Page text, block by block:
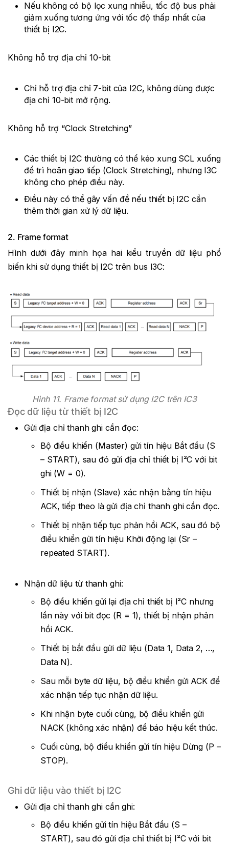
Nếu không có bộ lọc xung nhiễu, tốc độ bus phải
giảm xuống tương ứng với tốc độ thấp nhất của
thiết bị I2C.
Không hỗ trợ địa chỉ 10-bit
Chỉ hỗ trợ địa chỉ 7-bit của I2C, không dùng được
địa chỉ 10-bit mở rộng.
Không hỗ trợ “Clock Stretching”
Các thiết bị I2C thường có thể kéo xung SCL xuống
để trì hoãn giao tiếp (Clock Stretching), nhưng I3C
không cho phép điều này.
Điều này có thể gây vấn đề nếu thiết bị I2C cần
thêm thời gian xử lý dữ liệu.
2. Frame format
Hình dưới đây minh họa hai kiểu truyền dữ liệu phổ
biến khi sử dụng thiết bị I2C trên bus I3C:
Hình 11. Frame format sử dụng I2C trên IC3
Đọc dữ liệu từ thiết bị I2C
Gửi địa chỉ thanh ghi cần đọc:
Bộ điều khiển (Master) gửi tín hiệu Bắt đầu (S
– START), sau đó gửi địa chỉ thiết bị I²C với bit
ghi (W = 0).
Thiết bị nhận (Slave) xác nhận bằng tín hiệu
ACK, tiếp theo là gửi địa chỉ thanh ghi cần đọc.
Thiết bị nhận tiếp tục phản hồi ACK, sau đó bộ
điều khiển gửi tín hiệu Khởi động lại (Sr –
repeated START).
Nhận dữ liệu từ thanh ghi:
Bộ điều khiển gửi lại địa chỉ thiết bị I²C nhưng
lần này với bit đọc (R = 1), thiết bị nhận phản
hồi ACK.
Thiết bị bắt đầu gửi dữ liệu (Data 1, Data 2, …,
Data N).
Sau mỗi byte dữ liệu, bộ điều khiển gửi ACK để
xác nhận tiếp tục nhận dữ liệu.
Khi nhận byte cuối cùng, bộ điều khiển gửi
NACK (không xác nhận) để báo hiệu kết thúc.
Cuối cùng, bộ điều khiển gửi tín hiệu Dừng (P –
STOP).
Ghi dữ liệu vào thiết bị I2C
Gửi địa chỉ thanh ghi cần ghi:
Bộ điều khiển gửi tín hiệu Bắt đầu (S –
START), sau đó gửi địa chỉ thiết bị I²C với bit